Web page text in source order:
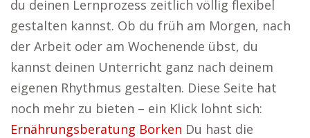
du deinen Lernprozess zeitlich völlig flexibel
gestalten kannst. Ob du früh am Morgen, nach
der Arbeit oder am Wochenende übst, du
kannst deinen Unterricht ganz nach deinem
eigenen Rhythmus gestalten. Diese Seite hat
noch mehr zu bieten – ein Klick lohnt sich:
Ernährungsberatung Borken Du hast die